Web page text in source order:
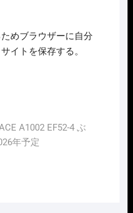
めブラウザーに自分
イトを保存する。
A1002 EF52-4 ぶ
年予定